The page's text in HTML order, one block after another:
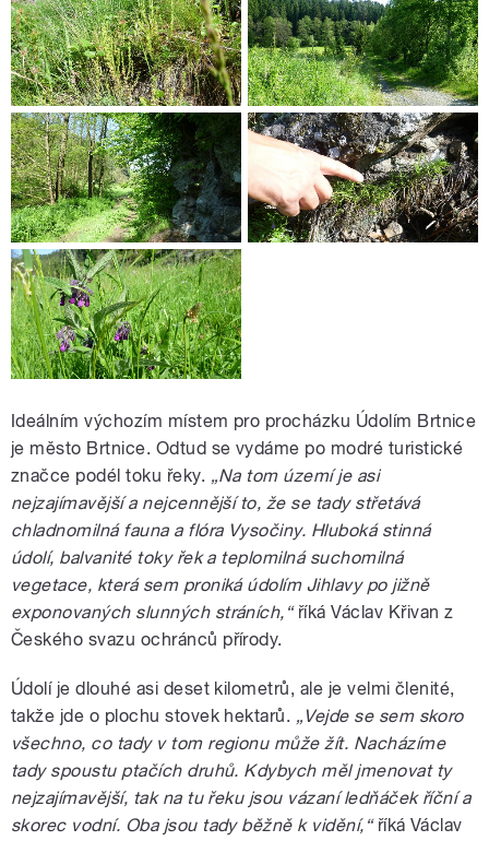
Ideálním výchozím místem pro procházku Údolím Brtnice
je město Brtnice. Odtud se vydáme po modré turistické
značce podél toku řeky. „Na tom území je asi
nejzajímavější a nejcennější to, že se tady střetává
chladnomilná fauna a flóra Vysočiny. Hluboká stinná
údolí, balvanité toky řek a teplomilná suchomilná
vegetace, která sem proniká údolím Jihlavy po jižně
exponovaných slunných stráních,“říká Václav Křivan z
Českého svazu ochránců přírody.
Údolí je dlouhé asi deset kilometrů, ale je velmi členité,
takže jde o plochu stovek hektarů. „Vejde se sem skoro
všechno, co tady v tom regionu může žít. Nacházíme
tady spoustu ptačích druhů. Kdybych měl jmenovat ty
nejzajímavější, tak na tu řeku jsou vázaní ledňáček říční a
skorec vodní. Oba jsou tady běžně k vidění,“říká Václav